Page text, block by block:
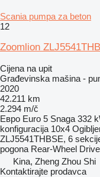
Scania pumpa za beton
12
Zoomlion
Cijena na upit
Građevinska mašina -
2020
42.211 km
2.294 m/č
Евро Euro 5 Snaga 332
konfiguracija 10x4
ZLJ5541THBSE, 6
pogona Rear-Wheel Drive
Kina, Zheng Zhou Shi
Kontaktirajte prodavca